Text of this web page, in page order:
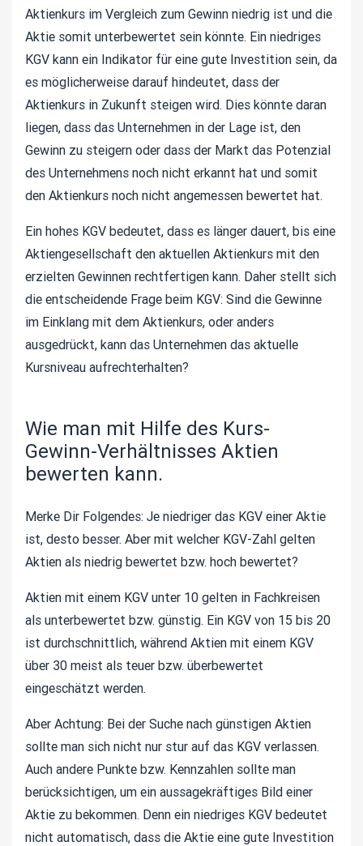
Aktienkurs im Vergleich zum Gewinn niedrig ist und die
Aktie somit unterbewertet sein könnte. Ein niedriges
KGV kann ein Indikator für eine gute Investition sein, da
es möglicherweise darauf hindeutet, dass der
Aktienkurs in Zukunft steigen wird. Dies könnte daran
liegen, dass das Unternehmen in der Lage ist, den
Gewinn zu steigern oder dass der Markt das Potenzial
des Unternehmens noch nicht erkannt hat und somit
den Aktienkurs noch nicht angemessen bewertet hat.
Ein hohes KGV bedeutet, dass es länger dauert, bis eine
Aktiengesellschaft den aktuellen Aktienkurs mit den
erzielten Gewinnen rechtfertigen kann. Daher stellt sich
die entscheidende Frage beim KGV: Sind die Gewinne
im Einklang mit dem Aktienkurs, oder anders
ausgedrückt, kann das Unternehmen das aktuelle
Kursniveau aufrechterhalten?
Wie man mit Hilfe des Kurs-
Gewinn-Verhältnisses Aktien
bewerten kann.
Merke Dir Folgendes: Je niedriger das KGV einer Aktie
ist, desto besser. Aber mit welcher KGV-Zahl gelten
Aktien als niedrig bewertet bzw. hoch bewertet?
Aktien mit einem KGV unter 10 gelten in Fachkreisen
als unterbewertet bzw. günstig. Ein KGV von 15 bis 20
ist durchschnittlich, während Aktien mit einem KGV
über 30 meist als teuer bzw. überbewertet
eingeschätzt werden.
Aber Achtung: Bei der Suche nach günstigen Aktien
sollte man sich nicht nur stur auf das KGV verlassen.
Auch andere Punkte bzw. Kennzahlen sollte man
berücksichtigen, um ein aussagekräftiges Bild einer
Aktie zu bekommen. Denn ein niedriges KGV bedeutet
nicht automatisch, dass die Aktie eine gute Investition